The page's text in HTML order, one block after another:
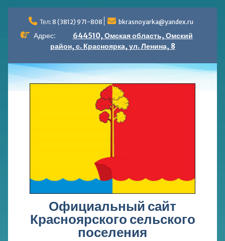
содержимому
Тел: 8 (3812) 971-808 bkrasnoyarka@yandex.ru
Адрес:
644510, Омская область, Омский
район, с. Красноярка, ул. Ленина, 8
Официальный сайт
Красноярского сельского
поселения